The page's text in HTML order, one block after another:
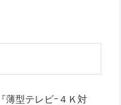
薄型テレビｰ４Ｋ対